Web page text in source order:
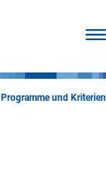
Programme und Kriterien